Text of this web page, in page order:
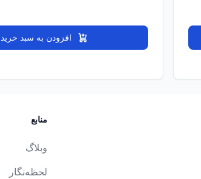
افزودن به سبد خرید
منابع
وبلاگ
لحظه‌نگار